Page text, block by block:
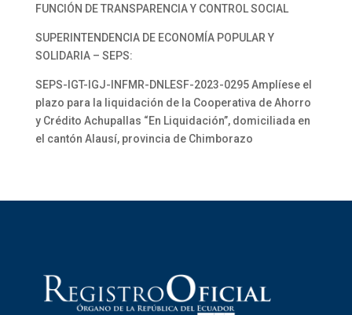
FUNCIÓN DE TRANSPARENCIA Y CONTROL SOCIAL
SUPERINTENDENCIA DE ECONOMÍA POPULAR Y
SOLIDARIA – SEPS:
SEPS-IGT-IGJ-INFMR-DNLESF-2023-0295 Amplíese el
plazo para la liquidación de la Cooperativa de Ahorro
y Crédito Achupallas “En Liquidación”, domiciliada en
el cantón Alausí, provincia de Chimborazo